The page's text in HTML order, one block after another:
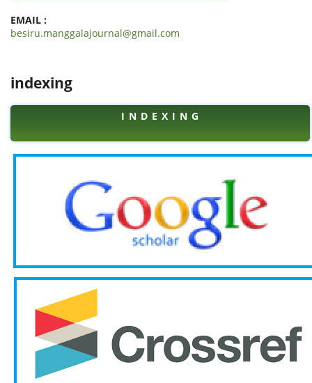
EMAIL :
besiru.manggalajournal@gmail.com
indexing
I N D E X I N G